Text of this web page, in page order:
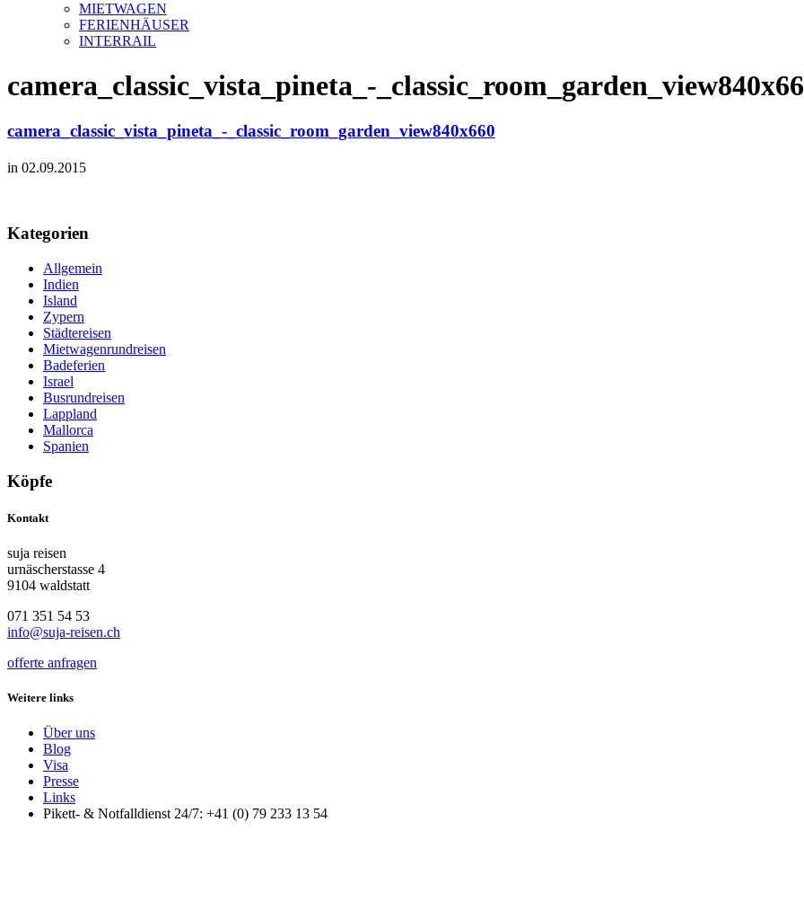
MIETWAGEN
FERIENHÄUSER
INTERRAIL
camera_classic_vista_pineta_-
camera_classic_vista_pineta_-_classic_room_garden_view840x660
in 02.09.2015
Kategorien
Allgemein
Indien
Island
Zypern
Städtereisen
Mietwagenrundreisen
Badeferien
Israel
Busrundreisen
Lappland
Mallorca
Spanien
Köpfe
Kontakt
suja reisen
urnäscherstasse 4
9104 waldstatt
071 351 54 53
info@suja-reisen.ch
offerte anfragen
Weitere links
Über uns
Blog
Visa
Presse
Links
Pikett- & Notfalldienst 24/7: +41 (0) 79 233 13 54